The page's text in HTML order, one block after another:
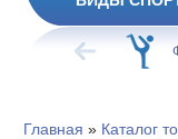
ХОККЕЙ
Главная » Каталог